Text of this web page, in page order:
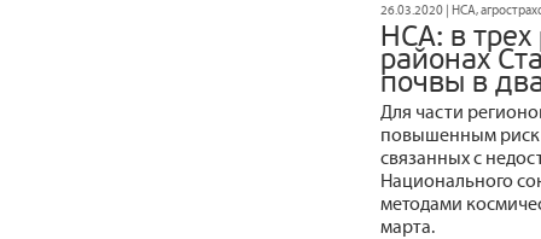
26.03.2020 | НСА,
НСА: в
районах
почвы в
Для части
повышенным риск
связанных с
Национального
методами
марта.